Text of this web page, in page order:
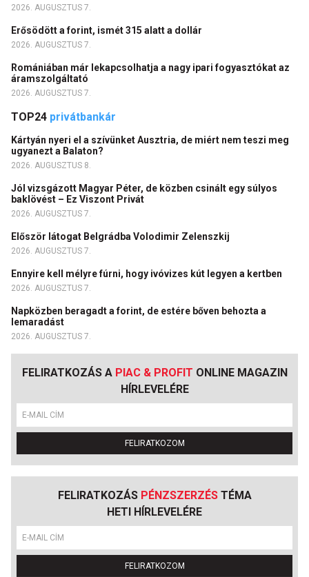
2026. AUGUSZTUS 7.
Erősödött a forint, ismét 315 alatt a dollár
2026. AUGUSZTUS 7.
Romániában már lekapcsolhatja a nagy ipari fogyasztókat az
áramszolgáltató
2026. AUGUSZTUS 7.
TOP24 privátbankár
Kártyán nyeri el a szívünket Ausztria, de miért nem teszi meg
ugyanezt a Balaton?
2026. AUGUSZTUS 8.
Jól vizsgázott Magyar Péter, de közben csinált egy súlyos
baklövést – Ez Viszont Privát
2026. AUGUSZTUS 7.
Először látogat Belgrádba Volodimir Zelenszkij
2026. AUGUSZTUS 7.
Ennyire kell mélyre fúrni, hogy ivóvizes kút legyen a kertben
2026. AUGUSZTUS 7.
Napközben beragadt a forint, de estére bőven behozta a
lemaradást
2026. AUGUSZTUS 7.
FELIRATKOZÁS A PIAC & PROFIT ONLINE MAGAZIN
HÍRLEVELÉRE
FELIRATKOZOM
FELIRATKOZÁS PÉNZSZERZÉSTÉMA
HETI HÍRLEVELÉRE
FELIRATKOZOM